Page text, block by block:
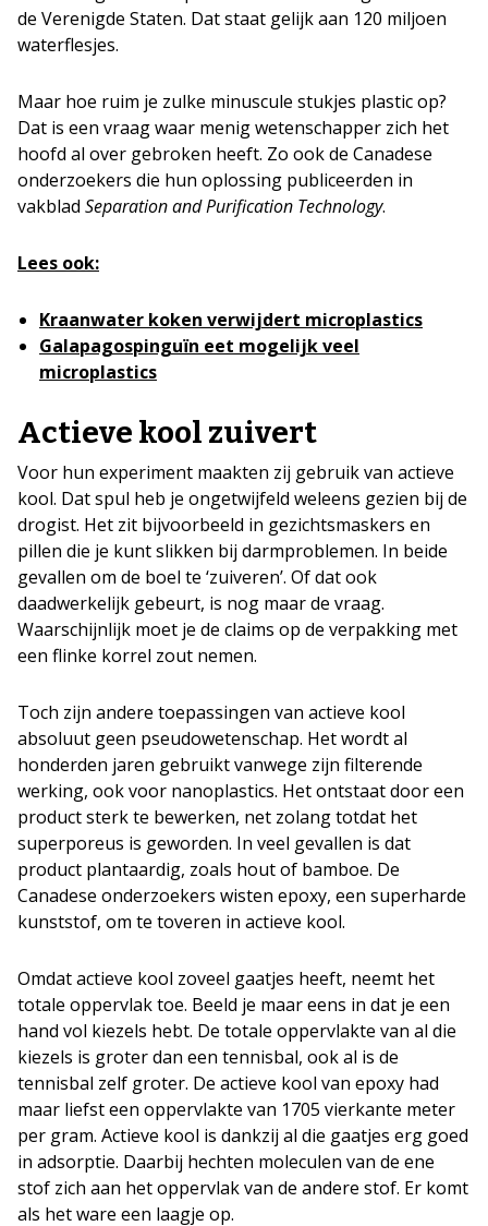
de Verenigde Staten. Dat staat gelijk aan 120 miljoen
waterflesjes.
Maar hoe ruim je zulke minuscule stukjes plastic op?
Dat is een vraag waar menig wetenschapper zich het
hoofd al over gebroken heeft. Zo ook de Canadese
onderzoekers die hun oplossing publiceerden in
vakblad Separation and Purification Technology.
Lees ook:
Kraanwater koken verwijdert microplastics
Galapagospinguïn eet mogelijk veel
microplastics
Actieve kool zuivert
Voor hun experiment maakten zij gebruik van actieve
kool. Dat spul heb je ongetwijfeld weleens gezien bij de
drogist. Het zit bijvoorbeeld in gezichtsmaskers en
pillen die je kunt slikken bij darmproblemen. In beide
gevallen om de boel te ‘zuiveren’. Of dat ook
daadwerkelijk gebeurt, is nog maar de vraag.
Waarschijnlijk moet je de claims op de verpakking met
een flinke korrel zout nemen.
Toch zijn andere toepassingen van actieve kool
absoluut geen pseudowetenschap. Het wordt al
honderden jaren gebruikt vanwege zijn filterende
werking, ook voor nanoplastics. Het ontstaat door een
product sterk te bewerken, net zolang totdat het
superporeus is geworden. In veel gevallen is dat
product plantaardig, zoals hout of bamboe. De
Canadese onderzoekers wisten epoxy, een superharde
kunststof, om te toveren in actieve kool.
Omdat actieve kool zoveel gaatjes heeft, neemt het
totale oppervlak toe. Beeld je maar eens in dat je een
hand vol kiezels hebt. De totale oppervlakte van al die
kiezels is groter dan een tennisbal, ook al is de
tennisbal zelf groter. De actieve kool van epoxy had
maar liefst een oppervlakte van 1705 vierkante meter
per gram. Actieve kool is dankzij al die gaatjes erg goed
in adsorptie. Daarbij hechten moleculen van de ene
stof zich aan het oppervlak van de andere stof. Er komt
als het ware een laagje op.